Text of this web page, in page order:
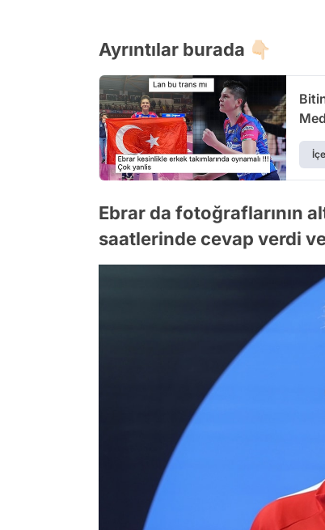
Ayrıntılar burada 👇🏻
Ebrar da fotoğraflarının
saatlerinde cevap verdi